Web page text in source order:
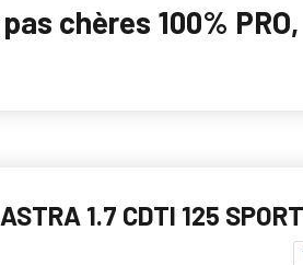
chères 100%
1.7 CDTI 125